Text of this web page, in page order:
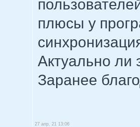
плюсы у
Актуально ли
Заранее
27 апр, 21 13:06